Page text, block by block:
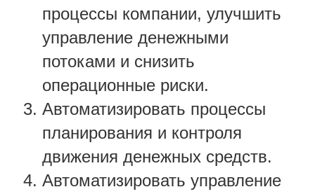
процессы компании, улучшить
управление денежными
потоками и снизить
операционные риски.
Автоматизировать процессы
планирования и контроля
движения денежных средств.
Автоматизировать управление